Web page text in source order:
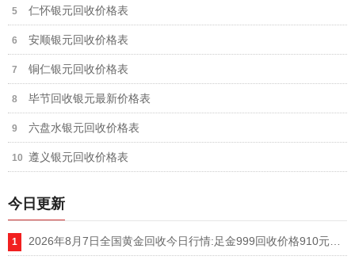
仁怀银元回收价格表
安顺银元回收价格表
铜仁银元回收价格表
毕节回收银元最新价格表
六盘水银元回收价格表
遵义银元回收价格表
今日更新